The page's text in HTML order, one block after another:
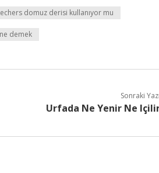
domuz derisi kullanıyor mu
demek
Sonraki Yazı
Urfada Ne Yenir Ne